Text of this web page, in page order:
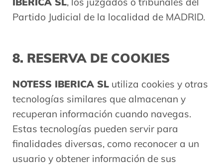
Partido Judicial de la localidad de MADRID.
8. RESERVA DE COOKIES
NOTESS IBERICA SL utiliza cookies y otras
tecnologías similares que almacenan y
recuperan información cuando navegas.
Estas tecnologías pueden servir para
finalidades diversas, como reconocer a un
usuario y obtener información de sus